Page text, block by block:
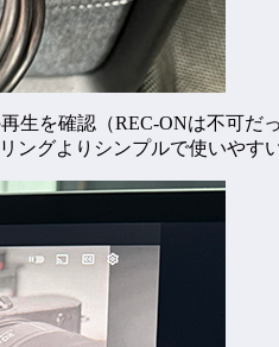
生を確認（REC-ONは不可
ングよりシンプルで使いやすい